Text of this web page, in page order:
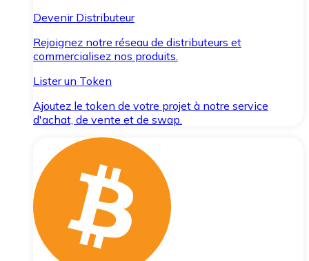
Devenir Distributeur
Rejoignez notre réseau de distributeurs et
commercialisez nos produits.
Lister un Token
Ajoutez le token de votre projet à notre service
d'achat, de vente et de swap.